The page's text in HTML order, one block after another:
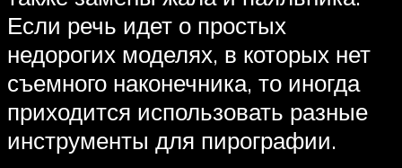
Если речь идет о простых
недорогих моделях, в которых нет
съемного наконечника, то иногда
приходится использовать разные
инструменты для пирографии.